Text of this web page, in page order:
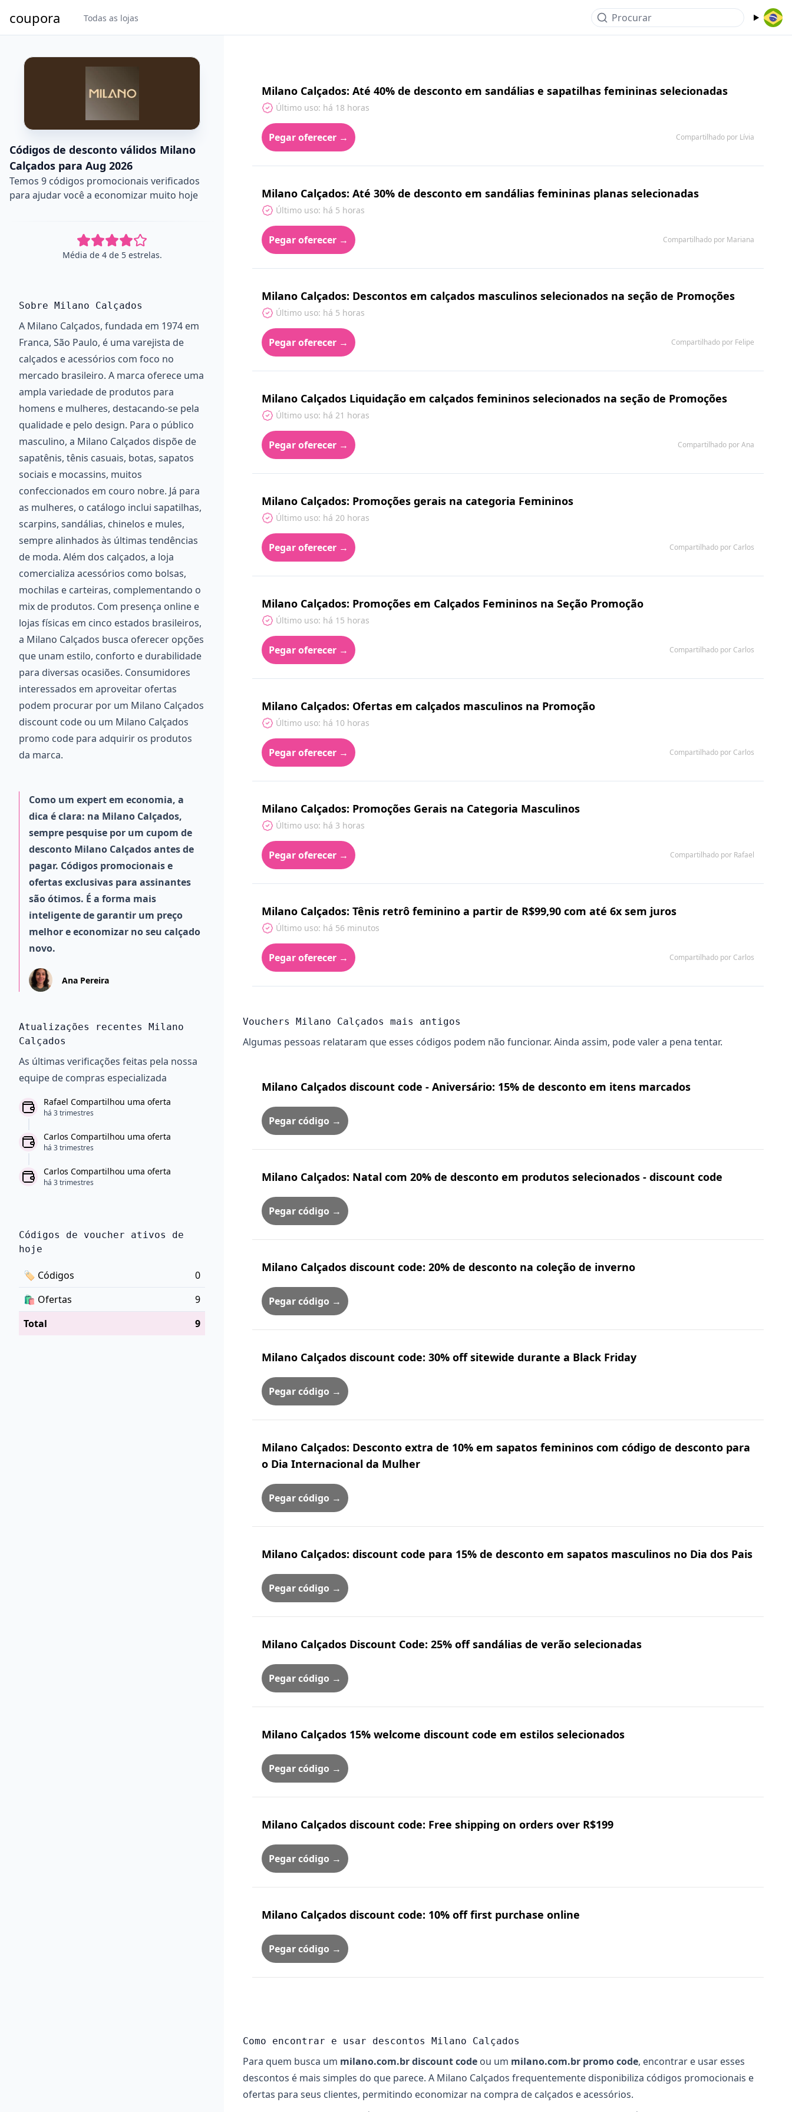
coupora Todas as lojas Procurar
Códigos de desconto válidos Milano
Calçados para Aug 2026
Temos 9 códigos promocionais verificados
para ajudar você a economizar muito hoje
Média de 4 de 5 estrelas.
Milano Calçados: Até 40% de desconto em sandálias e sapatilhas femininas selecionadas
Último uso: há 18 horas
Pegar oferecer → Compartilhado por Lívia
Milano Calçados: Até 30% de desconto em sandálias femininas planas selecionadas
Último uso: há 5 horas
Pegar oferecer → Compartilhado por Mariana
Milano Calçados: Descontos em calçados masculinos selecionados na seção de Promoções
Último uso: há 5 horas
Pegar oferecer → Compartilhado por Felipe
Milano Calçados Liquidação em calçados femininos selecionados na seção de Promoções
Último uso: há 21 horas
Pegar oferecer → Compartilhado por Ana
Milano Calçados: Promoções gerais na categoria Femininos
Último uso: há 20 horas
Pegar oferecer → Compartilhado por Carlos
Milano Calçados: Promoções em Calçados Femininos na Seção Promoção
Último uso: há 15 horas
Pegar oferecer → Compartilhado por Carlos
Milano Calçados: Ofertas em calçados masculinos na Promoção
Último uso: há 10 horas
Pegar oferecer → Compartilhado por Carlos
Milano Calçados: Promoções Gerais na Categoria Masculinos
Último uso: há 3 horas
Pegar oferecer → Compartilhado por Rafael
Milano Calçados: Tênis retrô feminino a partir de R$99,90 com até 6x sem juros
Último uso: há 56 minutos
Pegar oferecer → Compartilhado por Carlos
Vouchers Milano Calçados mais antigos
Algumas pessoas relataram que esses códigos podem não funcionar. Ainda assim, pode valer a pena tentar.
Milano Calçados discount code - Aniversário: 15% de desconto em itens marcados
Pegar código →
Milano Calçados: Natal com 20% de desconto em produtos selecionados - discount code
Pegar código →
Milano Calçados discount code: 20% de desconto na coleção de inverno
Pegar código →
Milano Calçados discount code: 30% off sitewide durante a Black Friday
Pegar código →
Milano Calçados: Desconto extra de 10% em sapatos femininos com código de desconto para
o Dia Internacional da Mulher
Pegar código →
Milano Calçados: discount code para 15% de desconto em sapatos masculinos no Dia dos Pais
Pegar código →
Milano Calçados Discount Code: 25% off sandálias de verão selecionadas
Pegar código →
Milano Calçados 15% welcome discount code em estilos selecionados
Pegar código →
Milano Calçados discount code: Free shipping on orders over R$199
Pegar código →
Milano Calçados discount code: 10% off first purchase online
Pegar código →
Sobre Milano Calçados
A Milano Calçados, fundada em 1974 em
Franca, São Paulo, é uma varejista de
calçados e acessórios com foco no
mercado brasileiro. A marca oferece uma
ampla variedade de produtos para
homens e mulheres, destacando-se pela
qualidade e pelo design. Para o público
masculino, a Milano Calçados dispõe de
sapatênis, tênis casuais, botas, sapatos
sociais e mocassins, muitos
confeccionados em couro nobre. Já para
as mulheres, o catálogo inclui sapatilhas,
scarpins, sandálias, chinelos e mules,
sempre alinhados às últimas tendências
de moda. Além dos calçados, a loja
comercializa acessórios como bolsas,
mochilas e carteiras, complementando o
mix de produtos. Com presença online e
lojas físicas em cinco estados brasileiros,
a Milano Calçados busca oferecer opções
que unam estilo, conforto e durabilidade
para diversas ocasiões. Consumidores
interessados em aproveitar ofertas
podem procurar por um Milano Calçados
discount code ou um Milano Calçados
promo code para adquirir os produtos
da marca.
Como um expert em economia, a
dica é clara: na Milano Calçados,
sempre pesquise por um cupom de
desconto Milano Calçados antes de
pagar. Códigos promocionais e
ofertas exclusivas para assinantes
são ótimos. É a forma mais
inteligente de garantir um preço
melhor e economizar no seu calçado
novo.
Ana Pereira
Atualizações recentes Milano
Calçados
As últimas verificações feitas pela nossa
equipe de compras especializada
Rafael Compartilhou uma oferta
há 3 trimestres
Carlos Compartilhou uma oferta
há 3 trimestres
Carlos Compartilhou uma oferta
há 3 trimestres
Códigos de voucher ativos de
hoje
🏷 Códigos
0
🛍️ Ofertas
9
Total
9
Como encontrar e usar descontos Milano Calçados
Para quem busca um milano.com.br discount code ou um milano.com.br promo code, encontrar e usar esses
descontos é mais simples do que parece. A Milano Calçados frequentemente disponibiliza códigos promocionais e
ofertas para seus clientes, permitindo economizar na compra de calçados e acessórios.